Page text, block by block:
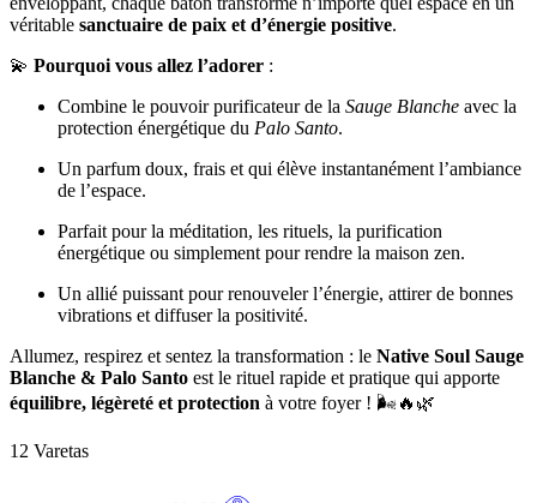
véritable sanctuaire de paix et d’énergie positive.
💫 Pourquoi vous allez l’adorer :
Combine le pouvoir purificateur de la Sauge Blanche avec la
protection énergétique du Palo Santo.
Un parfum doux, frais et qui élève instantanément l’ambiance
de l’espace.
Parfait pour la méditation, les rituels, la purification
énergétique ou simplement pour rendre la maison zen.
Un allié puissant pour renouveler l’énergie, attirer de bonnes
vibrations et diffuser la positivité.
Allumez, respirez et sentez la transformation : le Native Soul Sauge
Blanche & Palo Santo est le rituel rapide et pratique qui apporte
équilibre, légèreté et protection à votre foyer ! 🌬️🔥🌿
12 Varetas